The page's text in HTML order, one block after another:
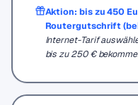
Aktion: bis zu 450
Routergutschrift
Internet-Tarif
bis zu 250 €